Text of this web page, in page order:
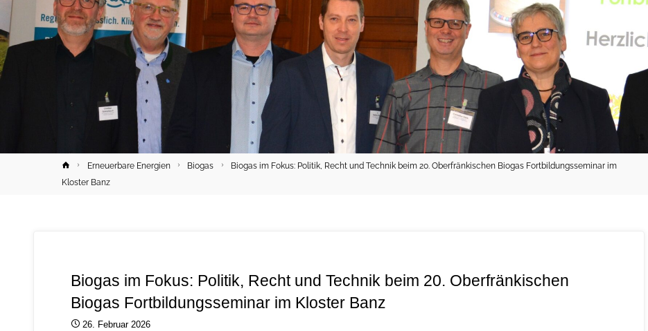
HomeErneuerbare Energien Biogas
Biogas im Fokus: Politik, Recht und Technik beim 20. Oberfränkischen Biogas Fortbildungsseminar im
Kloster Banz
Biogas im Fokus: Politik, Recht und Technik beim 20. Oberfränkischen
Biogas Fortbildungsseminar im Kloster Banz
26. Februar 2026